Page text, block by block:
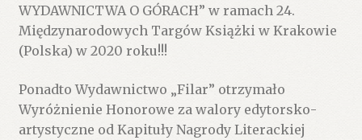
WYDAWNICTWA O GÓRACH” w ramach 24.
Międzynarodowych Targów Książki w Krakowie
(Polska) w 2020 roku!!!
Ponadto Wydawnictwo „Filar” otrzymało
Wyróżnienie Honorowe za walory edytorsko-
artystyczne od Kapituły Nagrody Literackiej